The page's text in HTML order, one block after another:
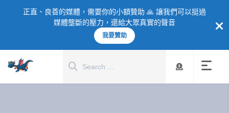
正直、良善的媒體，需要你的小額贊助 🙏 讓我們可以挺過
媒體壟斷的壓力，還給大眾真實的聲音
我要贊助